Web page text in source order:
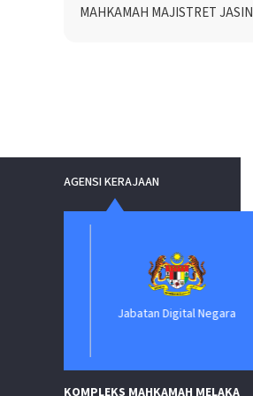
MAHKAMAH MAJISTRET JASIN
AGENSI KERAJAAN
Jabatan Digital Negara
KOMPLEKS MAHKAMAH MELAKA